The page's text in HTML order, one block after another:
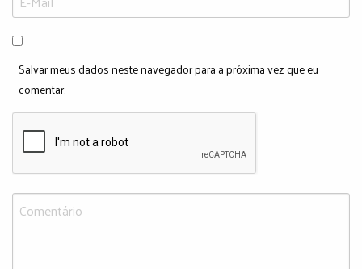
Salvar meus dados neste navegador para a próxima vez que eu
comentar.